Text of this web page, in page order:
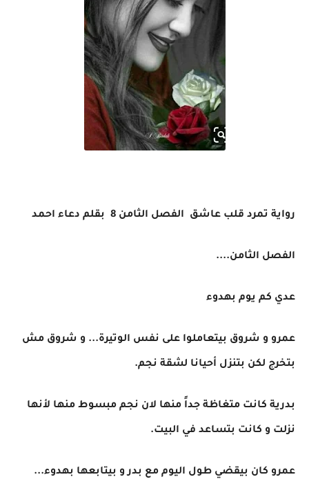
رواية تمرد قلب عاشق الفصل الثامن 8 بقلم دعاء احمد
الفصل الثامن....
عدي كم يوم بهدوء
عمرو و شروق بيتعاملوا على نفس الوتيرة... و شروق مش
بتخرج لكن بتنزل أحيانا لشقة نجم.
بدرية كانت متغاظة جداً منها لان نجم مبسوط منها لأنها
نزلت و كانت بتساعد في البيت.
عمرو كان بيقضي طول اليوم مع بدر و بيتابعها بهدوء...